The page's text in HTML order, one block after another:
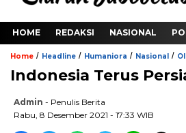
HOME REDAKSI NASIONAL
Home / Headline / Humaniora / Nasional /
Indonesia Terus
Admin - Penulis Berita
Rabu, 8 Desember 2021 - 17:33 WIB